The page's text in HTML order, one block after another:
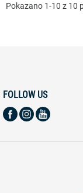
Pokazano 1-10 z 10
FOLLOW US